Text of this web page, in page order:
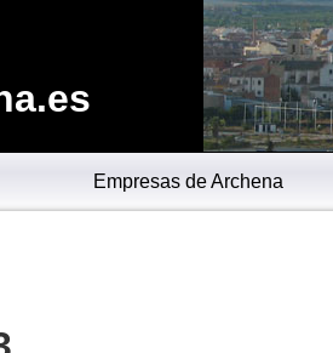
Empresas de Archena